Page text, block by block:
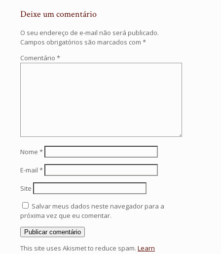
Deixe um comentário
O seu endereço de e-mail não será publicado.
Campos obrigatórios são marcados com *
Comentário *
Nome *
E-mail *
Site
Salvar meus dados neste navegador para a
próxima vez que eu comentar.
This site uses Akismet to reduce spam. Learn